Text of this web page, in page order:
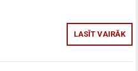
LASĪT VAIRĀK